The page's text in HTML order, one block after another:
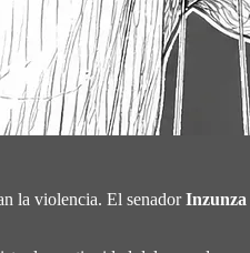
la violencia. El senadorInzunza